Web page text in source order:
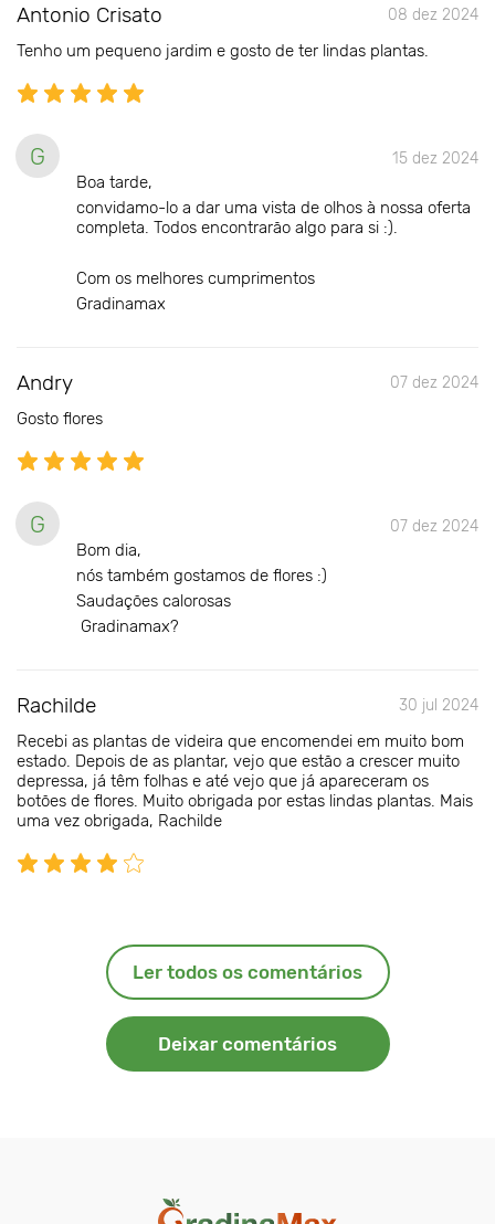
Antonio Crisato 08 dez 2024
Tenho um pequeno jardim e gosto de ter lindas plantas.
G 15 dez 2024
Boa tarde,
convidamo-lo a dar uma vista de olhos à nossa oferta
completa. Todos encontrarão algo para si :).
Com os melhores cumprimentos
Gradinamax
Andry 07 dez 2024
Gosto flores
G 07 dez 2024
Bom dia,
nós também gostamos de flores :)
Saudações calorosas
Gradinamax?
Rachilde 30 jul 2024
Recebi as plantas de videira que encomendei em muito bom
estado. Depois de as plantar, vejo que estão a crescer muito
depressa, já têm folhas e até vejo que já apareceram os
botões de flores. Muito obrigada por estas lindas plantas. Mais
uma vez obrigada, Rachilde
Ler todos os comentários
Deixar comentários